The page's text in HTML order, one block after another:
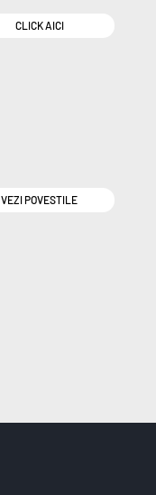
CLICK AICI
VEZI POVESTILE